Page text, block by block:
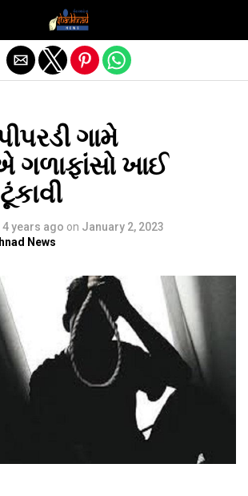
ગામે
ગળાફાંસો ખાઈ
4 years ago on January 2, 2023
News
Exit mobile version